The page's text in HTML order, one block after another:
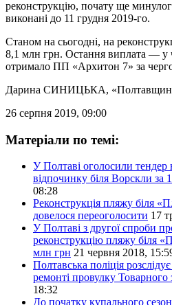
реконструкцію, почату ще
виконані до 11 грудня 2019-го.
Станом на сьогодні, на
8,1 млн грн. Остання виплата — у
отримало ПП «Архитон 7» за
Дарина СИНИЦЬКА,
26 серпня 2019, 09:00
Матеріали по темі:
У Полтаві оголосили тендер
відпочинку біля Ворскли за
08:28
Реконструкція пляжу біля
довелося переоголосити 17
У Полтаві з другої спроби
реконструкцію пляжу біля
млн грн 21 червня 2018,
Полтавська поліція
ремонті провулку Товарного
18:32
До початку купального